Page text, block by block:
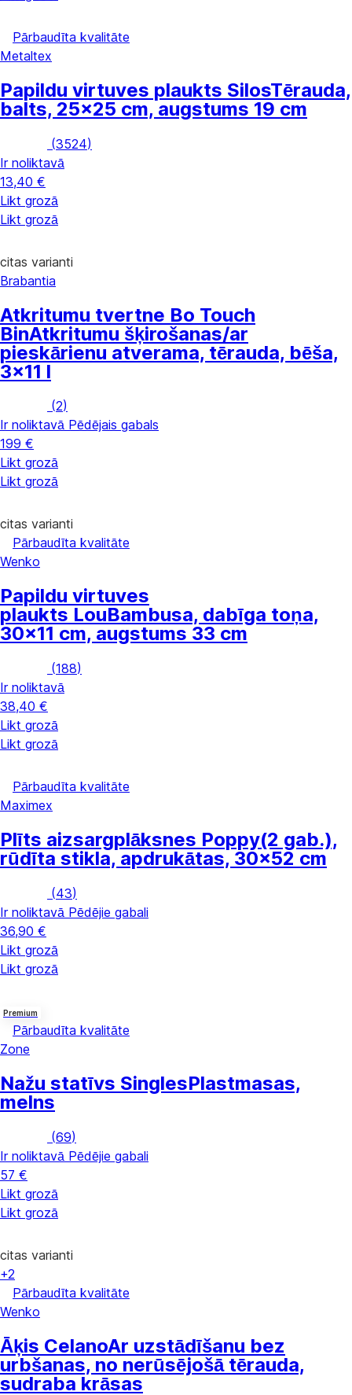
Pārbaudīta kvalitāte
Metaltex
Papildu virtuves plaukts SilosTērauda,
balts, 25x25 cm, augstums 19 cm
(3524)
Ir noliktavā
13,40 €
Likt grozā
Likt grozā
citas varianti
Brabantia
Atkritumu tvertne Bo Touch
BinAtkritumu šķirošanas/ar
pieskārienu atverama, tērauda, bēša,
3x11 l
(2)
Ir noliktavā Pēdējais gabals
199 €
Likt grozā
Likt grozā
citas varianti
Pārbaudīta kvalitāte
Wenko
Papildu virtuves
plaukts LouBambusa, dabīga toņa,
30x11 cm, augstums 33 cm
(188)
Ir noliktavā
38,40 €
Likt grozā
Likt grozā
Pārbaudīta kvalitāte
Maximex
Plīts aizsargplāksnes Poppy(2 gab.),
rūdīta stikla, apdrukātas, 30x52 cm
(43)
Ir noliktavā Pēdējie gabali
36,90 €
Likt grozā
Likt grozā
Premium
Pārbaudīta kvalitāte
Zone
Nažu statīvs SinglesPlastmasas,
melns
(69)
Ir noliktavā Pēdējie gabali
57 €
Likt grozā
Likt grozā
citas varianti
+2
Pārbaudīta kvalitāte
Wenko
Āķis CelanoAr uzstādīšanu bez
urbšanas, no nerūsējošā tērauda,
sudraba krāsas